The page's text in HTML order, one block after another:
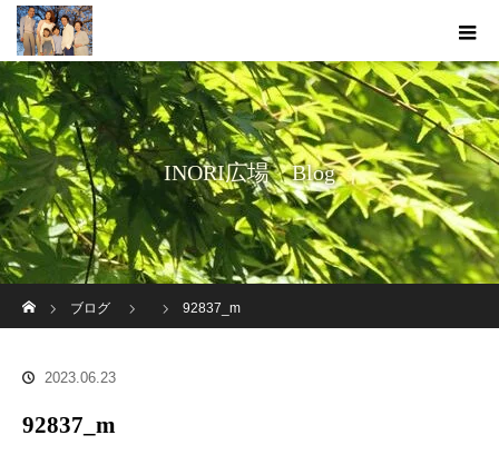
INORI広場 Blog
ブログ
92837_m
2023.06.23
92837_m